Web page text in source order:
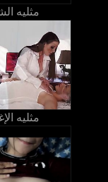
مثليه
مثليه